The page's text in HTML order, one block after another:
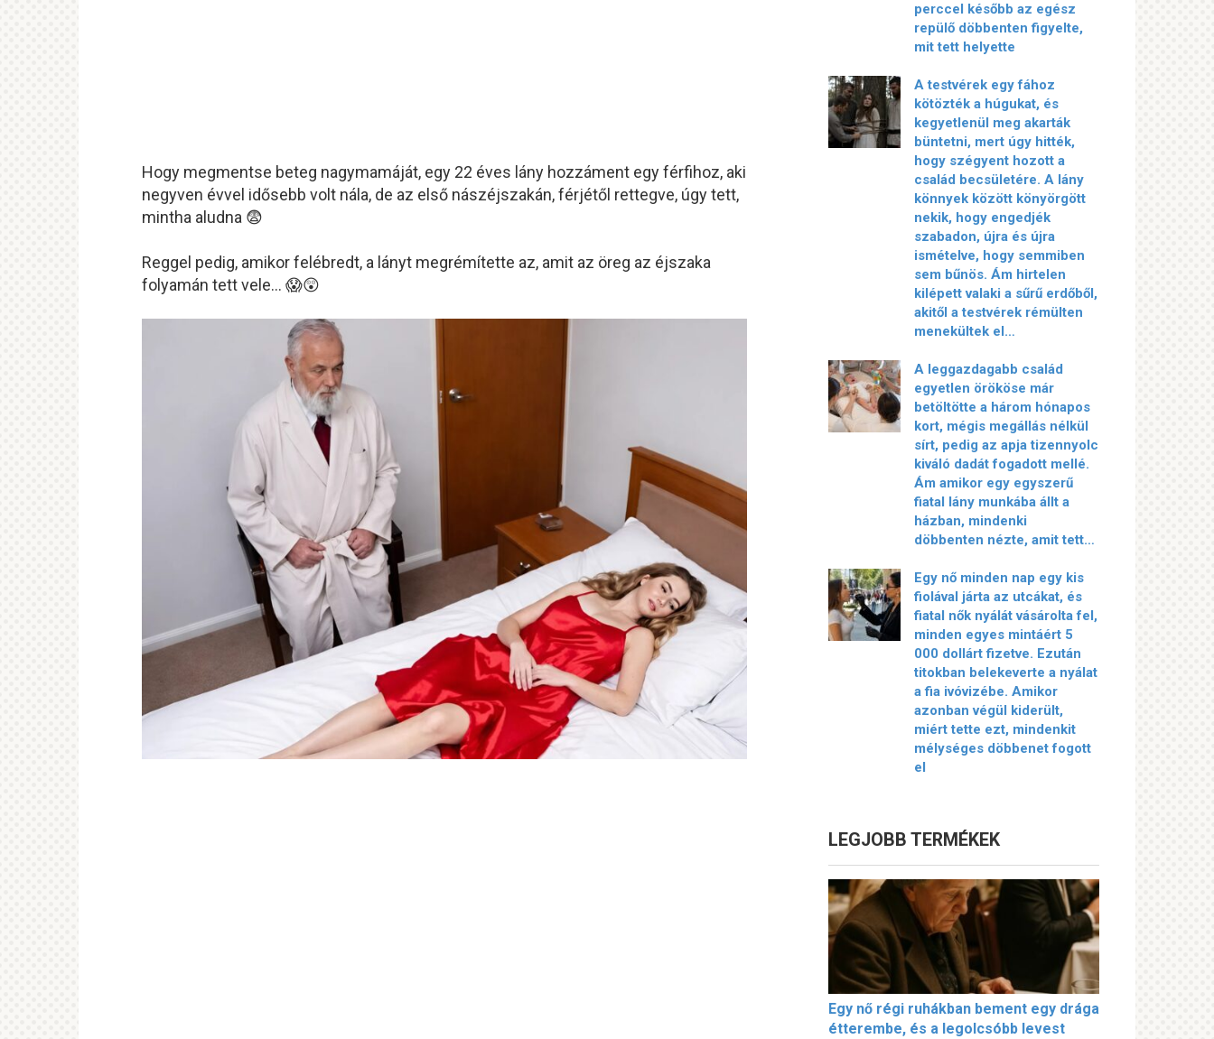
Hogy megmentse beteg nagymamáját, egy 22 éves lány hozzáment egy férfihoz, aki
negyven évvel idősebb volt nála, de az első nászéjszakán, férjétől rettegve, úgy tett,
mintha aludna 😨
Reggel pedig, amikor felébredt, a lányt megrémítette az, amit az öreg az éjszaka
folyamán tett vele… 😱😲
perccel később az egész
repülő döbbenten figyelte,
mit tett helyette
A testvérek egy fához
kötözték a húgukat, és
kegyetlenül meg akarták
büntetni, mert úgy hitték,
hogy szégyent hozott a
család becsületére. A lány
könnyek között könyörgött
nekik, hogy engedjék
szabadon, újra és újra
ismételve, hogy semmiben
sem bűnös. Ám hirtelen
kilépett valaki a sűrű erdőből,
akitől a testvérek rémülten
menekültek el…
A leggazdagabb család
egyetlen örököse már
betöltötte a három hónapos
kort, mégis megállás nélkül
sírt, pedig az apja tizennyolc
kiváló dadát fogadott mellé.
Ám amikor egy egyszerű
fiatal lány munkába állt a
házban, mindenki
döbbenten nézte, amit tett…
Egy nő minden nap egy kis
fiolával járta az utcákat, és
fiatal nők nyálát vásárolta fel,
minden egyes mintáért 5
000 dollárt fizetve. Ezután
titokban belekeverte a nyálat
a fia ivóvizébe. Amikor
azonban végül kiderült,
miért tette ezt, mindenkit
mélységes döbbenet fogott
el
LEGJOBB TERMÉKEK
Egy nő régi ruhákban bement egy drága
étterembe, és a legolcsóbb levest